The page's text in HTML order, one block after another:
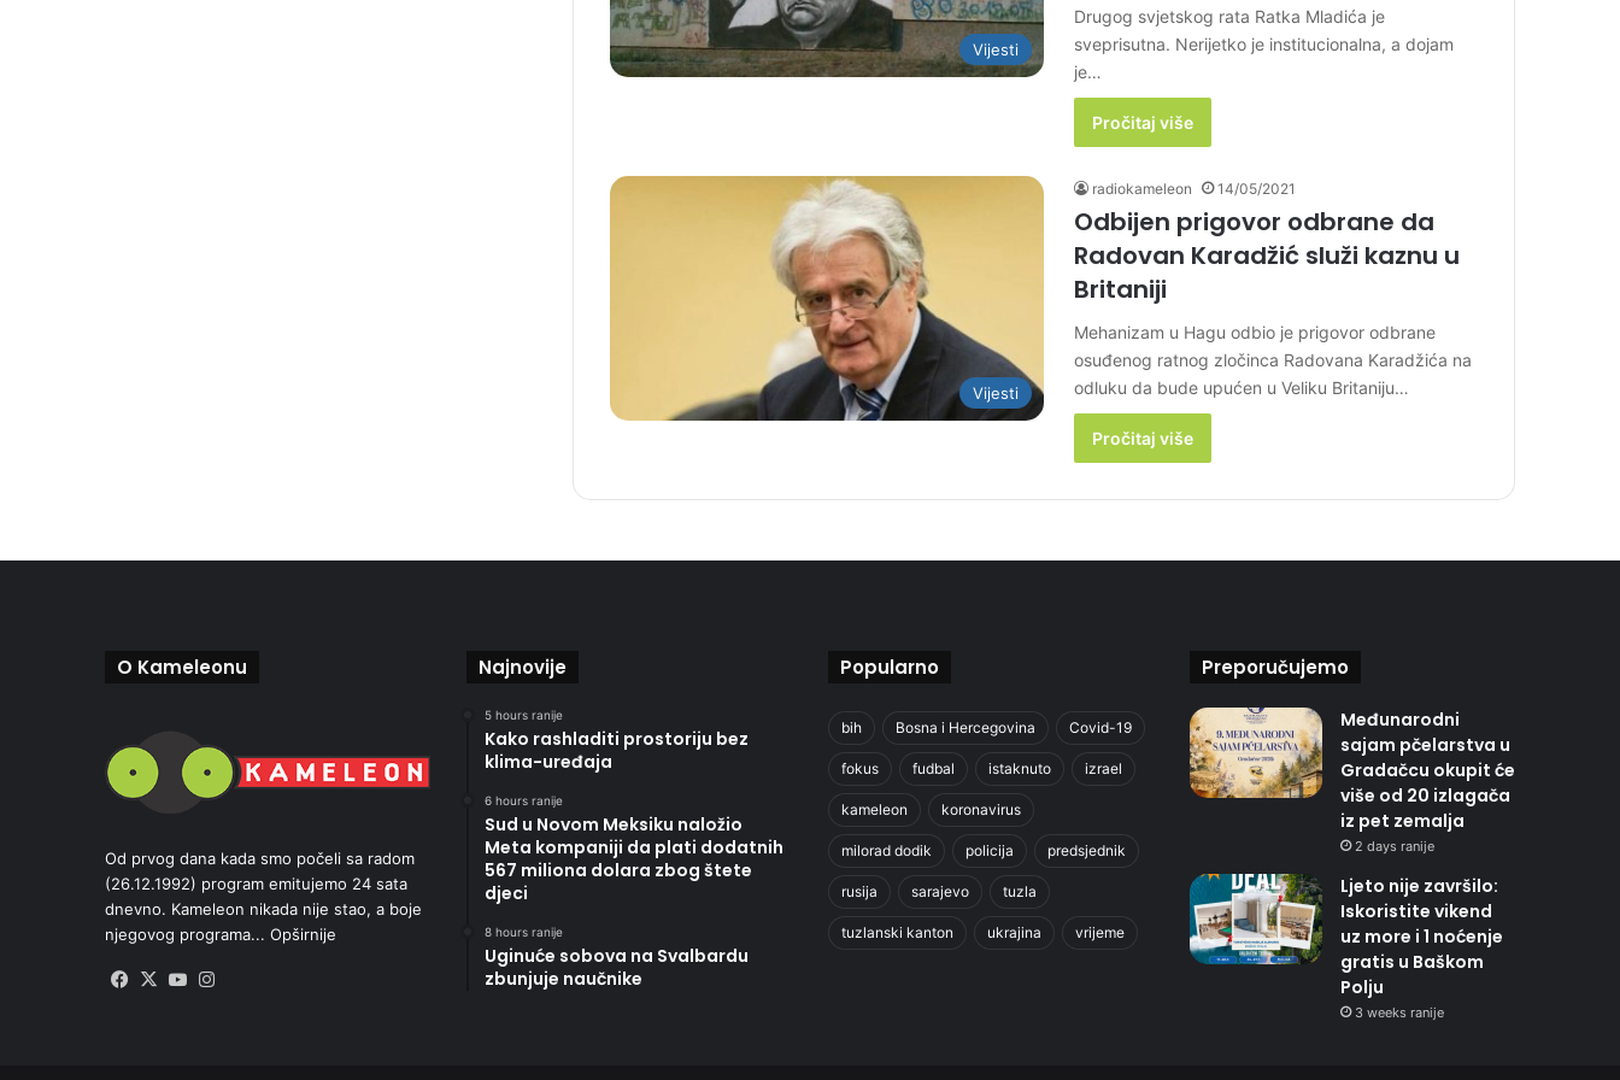
Vijesti
Drugog svjetskog rata Ratka Mladića je
sveprisutna. Nerijetko je institucionalna, a dojam
je…
Pročitaj više
Vijesti
radiokameleon 14/05/2021
Odbijen prigovor odbrane da
Radovan Karadžić služi kaznu u
Britaniji
Mehanizam u Hagu odbio je prigovor odbrane
osuđenog ratnog zločinca Radovana Karadžića na
odluku da bude upućen u Veliku Britaniju…
Pročitaj više
O Kameleonu
Od prvog dana kada smo počeli sa radom
(26.12.1992) program emitujemo 24 sata
dnevno. Kameleon nikada nije stao, a boje
njegovog programa... Opširnije
Facebook
X YouTube
Najnovije
5 hours ranije
Kako rashladiti prostoriju bez
klima-uređaja
6 hours ranije
Sud u Novom Meksiku naložio
Meta kompaniji da plati dodatnih
567 miliona dolara zbog štete
djeci
8 hours ranije
Uginuće sobova na Svalbardu
zbunjuje naučnike
Popularno
bih Bosna i Hercegovina Covid-19
fokus fudbal istaknuto izrael
kameleon koronavirus
milorad dodik policija predsjednik
rusija sarajevo tuzla
tuzlanski kanton ukrajina vrijeme
Preporučujemo
Međunarodni
sajam pčelarstva u
Gradačcu okupit će
više od 20 izlagača
iz pet zemalja
2 days ranije
Ljeto nije završilo:
Iskoristite vikend
uz more i 1 noćenje
gratis u Baškom
Polju
3 weeks ranije